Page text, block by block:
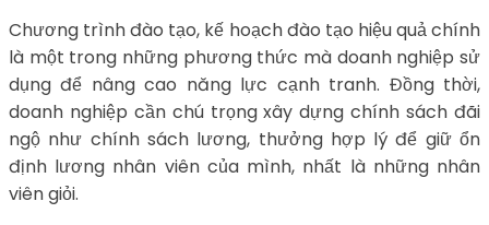
Chương trình đào tạo, kế hoạch đào tạo hiệu quả chính
là một trong những phương thức mà doanh nghiệp sử
dụng để nâng cao năng lực cạnh tranh. Đồng thời,
doanh nghiệp cần chú trọng xây dựng chính sách đãi
ngộ như chính sách lương, thưởng hợp lý để giữ ổn
định lương nhân viên của mình, nhất là những nhân
viên giỏi.